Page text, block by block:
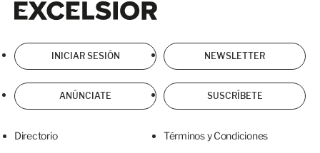
INICIAR SESIÓN NEWSLETTER
ANÚNCIATE SUSCRÍBETE
Directorio Términos y Condiciones